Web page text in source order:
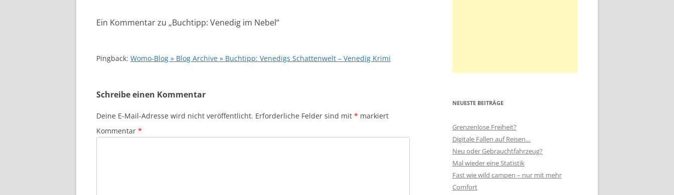
Ein Kommentar zu „Buchtipp: Venedig im Nebel“
Pingback: Womo-Blog » Blog Archive » Buchtipp: Venedigs Schattenwelt – Venedig Krimi
Schreibe einen Kommentar
Deine E-Mail-Adresse wird nicht veröffentlicht. Erforderliche Felder sind mit * markiert
Kommentar *
NEUESTE BEITRÄGE
Grenzenlose Freiheit?
Digitale Fallen auf Reisen…
Neu oder Gebrauchtfahrzeug?
Mal wieder eine Statistik
Fast wie wild campen – nur mit mehr
Comfort